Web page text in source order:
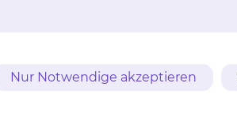
Nur Notwendige akzeptieren